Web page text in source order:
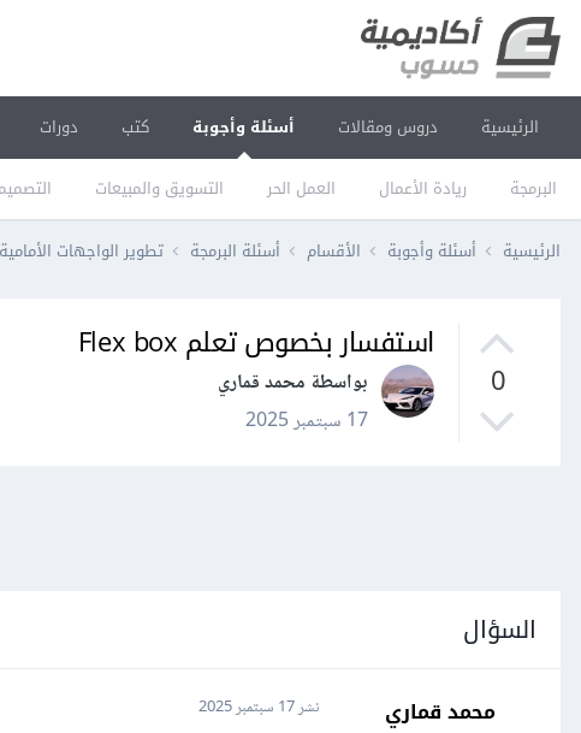
الرئيسية دروس ومقالات أسئلة وأجوبة
البرمجة ريادة الأعمال العمل الحر التسويق والمبيعات
كتب دورات
الرئيسية أسئلة وأجوبة الأقسام أسئلة البرمجة تطوير الواجهات الأمامية
0
استفسار بخصوص تعلم Flex box
بواسطة محمد قماري
17 سبتمبر 2025
السؤال
محمد قماري نشر17 سبتمبر 2025